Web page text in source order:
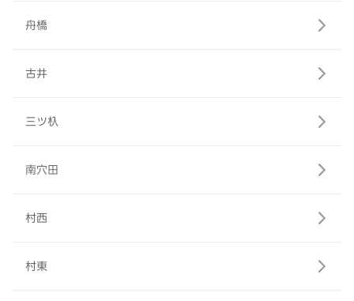
舟橋
古井
三ツ杁
南穴田
村西
村東